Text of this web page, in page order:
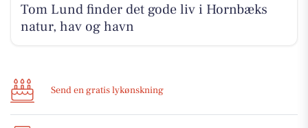
Tom Lund finder det gode liv i Hornbæks
natur, hav og havn
Send en gratis lykønskning